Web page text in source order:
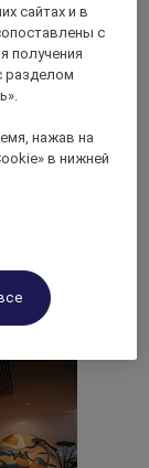
отель рядом с
ходьбы от
системы
оазис!
сайтах и в
с
получения
разделом
нажав на
в нижней